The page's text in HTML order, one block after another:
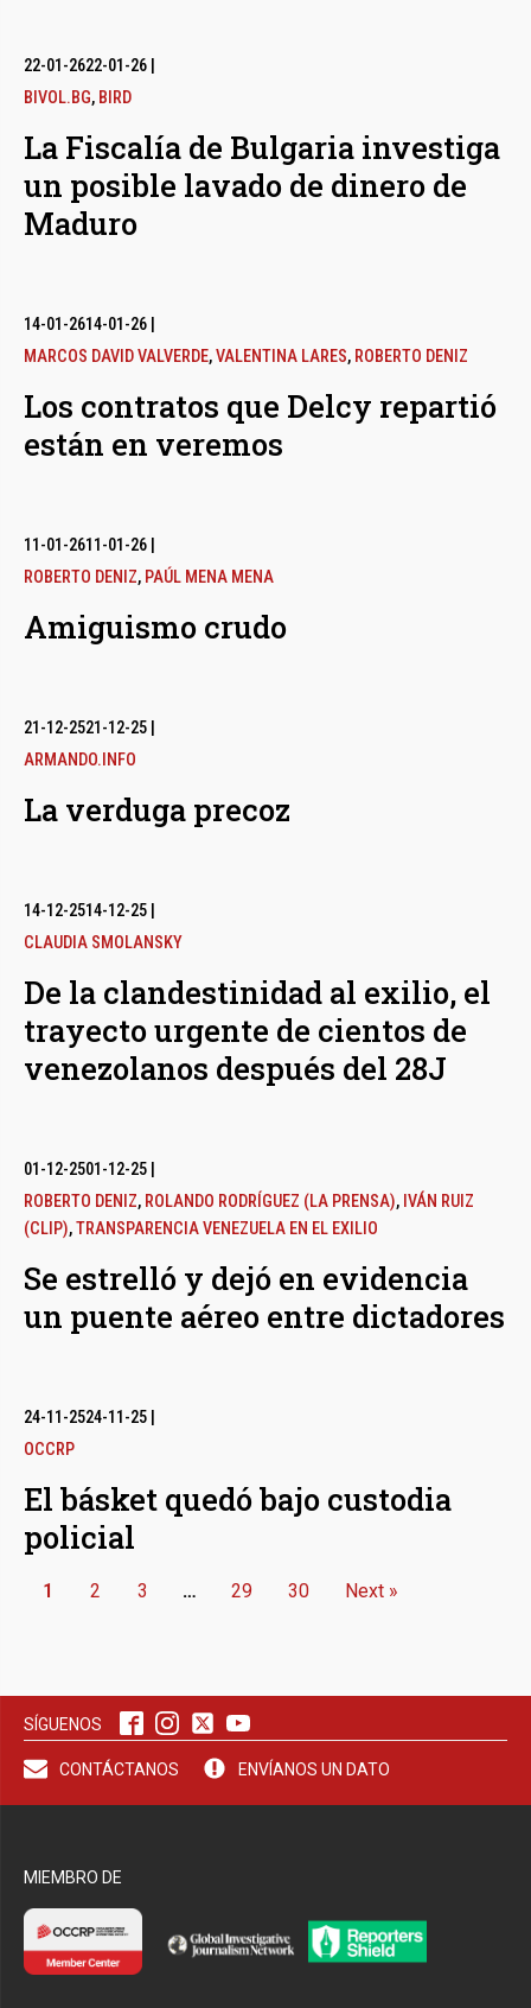
22-01-2622-01-26
BIVOL.BG, BIRD
La Fiscalía de Bulgaria investiga
un posible lavado de dinero de
Maduro
14-01-2614-01-26
MARCOS DAVID VALVERDE,VALENTINA LARES, ROBERTO DENIZ
Los contratos que Delcy repartió
están en veremos
11-01-2611-01-26
ROBERTO DENIZ, PAÚL MENA MENA
Amiguismo crudo
21-12-2521-12-25
ARMANDO.INFO
La verduga precoz
14-12-2514-12-25
CLAUDIA SMOLANSKY
De la clandestinidad al exilio, el
trayecto urgente de cientos de
venezolanos después del 28J
01-12-2501-12-25
ROBERTO DENIZ, ROLANDO RODRÍGUEZ (LA PRENSA), IVÁN RUIZ
(CLIP),TRANSPARENCIA VENEZUELA EN EL EXILIO
Se estrelló y dejó en evidencia
un puente aéreo entre dictadores
24-11-2524-11-25
OCCRP
El básket quedó bajo custodia
policial
1 2 3 … 29 30 Next »
SÍGUENOS
CONTÁCTANOS ENVÍANOS UN DATO
MIEMBRO DE